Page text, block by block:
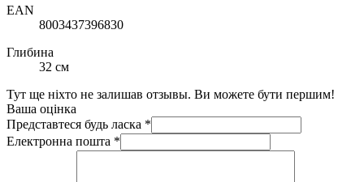
EAN
8003437396830
Глибина
32 см
Тут ще ніхто не залишав отзывы. Ви можете бути першим!
Ваша оцінка
Представтеся будь ласка *
Електронна пошта *